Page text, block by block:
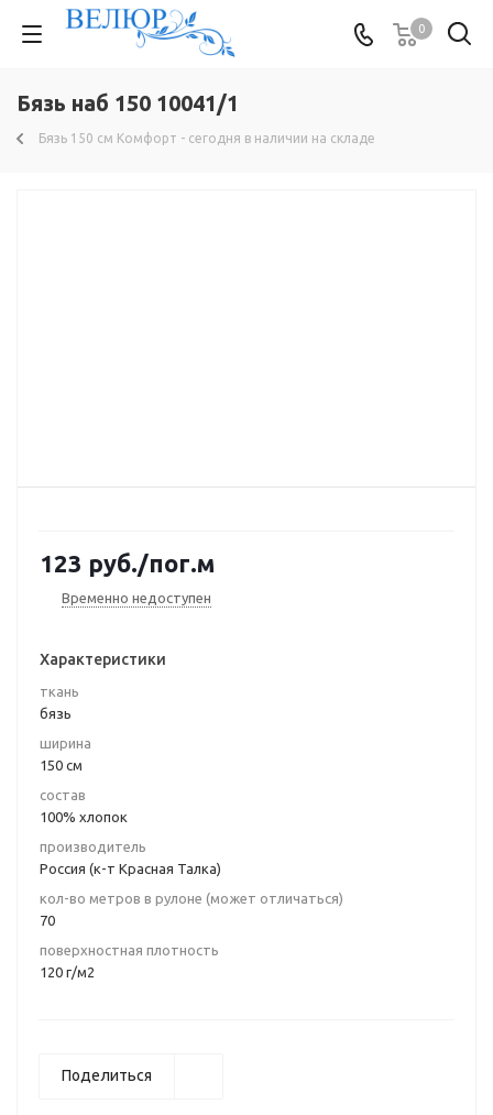
0
Бязь наб 150 10041/1
Бязь 150 см Комфорт - сегодня в наличии на складе
123 руб./пог.м
Временно недоступен
Характеристики
ткань
бязь
ширина
150 см
состав
100% хлопок
производитель
Россия (к-т Красная Талка)
кол-во метров в рулоне (может отличаться)
70
поверхностная плотность
120 г/м2
Поделиться